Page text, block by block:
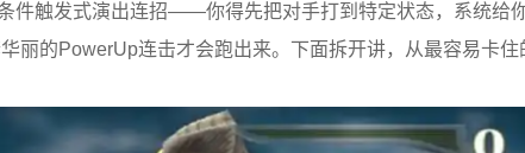
件触发式演出连招——你得先把对手打到特定状态，系统给
丽的PowerUp连击才会跑出来。下面拆开讲，从最容易卡住